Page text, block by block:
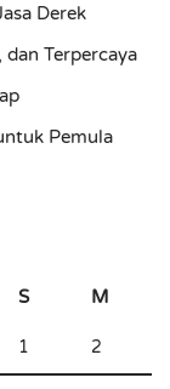
Derek
dan Terpercaya
Pemula
S M
1 2